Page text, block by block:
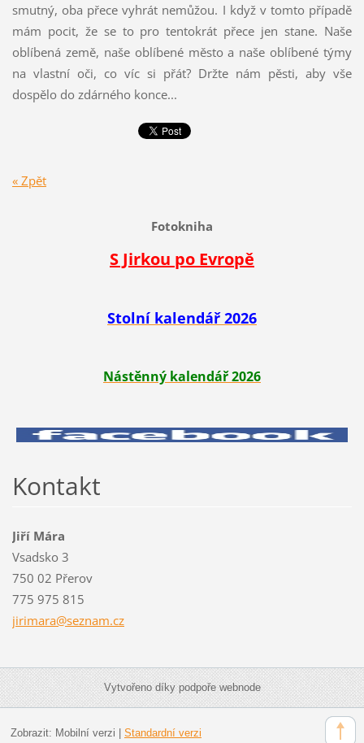
smutný, oba přece vyhrát nemůžou. I když v tomto případě
mám pocit, že se to pro tentokrát přece jen stane. Naše
oblíbená země, naše oblíbené město a naše oblíbené týmy
na vlastní oči, co víc si přát? Držte nám pěsti, aby vše
dospělo do zdárného konce...
« Zpět
Fotokniha
S Jirkou po Evropě
Stolní kalendář 2026
Nástěnný kalendář 2026
Kontakt
Jiří Mára
Vsadsko 3
750 02 Přerov
775 975 815
jirimara@seznam.cz
Vytvořeno díky podpoře webnode
Zobrazit: Mobilní verzi | Standardní verzi